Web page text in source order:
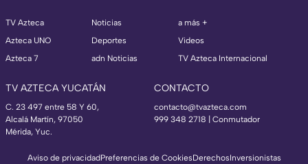
TV Azteca
Azteca UNO
Azteca 7
Noticias
Deportes
adn Noticias
a más +
Videos
TV Azteca Internacional
TV AZTECA YUCATÁN
C. 23 497 entre 58 Y 60,
Alcalá Martín, 97050
Mérida, Yuc.
CONTACTO
contacto@tvazteca.com
999 348 2718 | Conmutador
Aviso de privacidadPreferencias de CookiesDerechosInversionistas